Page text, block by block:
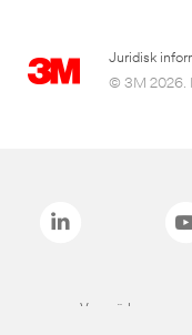
Juridisk
© 3M 2026.
Varumärken som